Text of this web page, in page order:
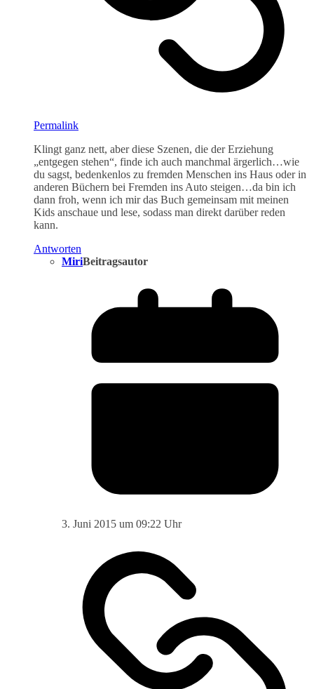
Permalink
Klingt ganz nett, aber diese Szenen, die der Erziehung
„entgegen stehen“, finde ich auch manchmal ärgerlich…wie
du sagst, bedenkenlos zu fremden Menschen ins Haus oder in
anderen Büchern bei Fremden ins Auto steigen…da bin ich
dann froh, wenn ich mir das Buch gemeinsam mit meinen
Kids anschaue und lese, sodass man direkt darüber reden
kann.
Antworten
MiriBeitragsautor
3. Juni 2015 um 09:22 Uhr